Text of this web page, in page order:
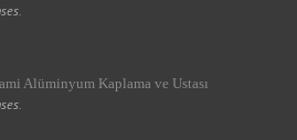
Alüminyum Kaplama ve Ustası